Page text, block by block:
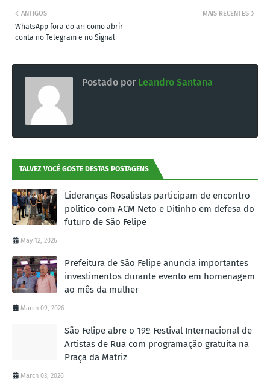
MAIS RECENTES
ANTIGOS
WhatsApp fora do ar: como abrir
conta no Telegram e no Signal
Postado por Leandro Santana
TALVEZ VOCÊ GOSTE DESTAS POSTAGENS
Lideranças Rosalistas participam de encontro
político com ACM Neto e Ditinho em defesa do
futuro de São Felipe
May 12, 2026
Prefeitura de São Felipe anuncia importantes
investimentos durante evento em homenagem
ao mês da mulher
March 09, 2026
São Felipe abre o 19º Festival Internacional de
Artistas de Rua com programação gratuita na
Praça da Matriz
March 03, 2026